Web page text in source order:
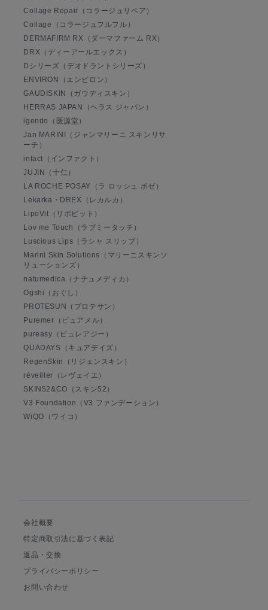
Collage Repair（コラージュリペア）
Collage（コラージュフルフル）
DERMAFIRM RX（ダーマファーム RX）
DRX（ディーアールエックス）
Dシリーズ（デオドラントシリーズ）
ENVIRON（エンビロン）
GAUDISKIN（ガウディスキン）
HERRAS JAPAN（ヘラス ジャパン）
igendo（医源堂）
Jan MARINI（ジャンマリーニ スキンリサ
ーチ）
infact（インファクト）
JUJIN（十仁）
LA ROCHE POSAY（ラ ロッシュ ポゼ）
Lekarka・DREX（レカルカ）
LipoVit（リポビット）
Lov me Touch（ラブミータッチ）
Luscious Lips（ラシャ スリップ）
Marini Skin Solutions（マリーニスキンソ
リューションズ）
natumedica（ナチュメディカ）
Ogshi（おぐし）
PROTESUN（プロテサン）
Puremer（ピュアメル）
pureasy（ピュレアジー）
QUADAYS（キュアデイズ）
RegenSkin（リジェンスキン）
réveiller（レヴェイエ）
SKIN52&CO（スキン52）
V3 Foundation（V3 ファンデーション）
WiQO（ワイコ）
会社概要
特定商取引法に基づく表記
返品・交換
プライバシーポリシー
お問い合わせ